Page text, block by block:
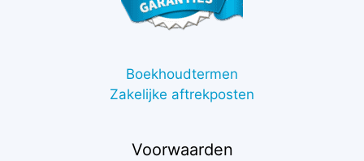
Boekhoudtermen
Zakelijke aftrekposten
Voorwaarden